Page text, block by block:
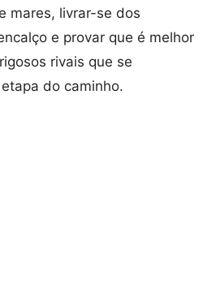
mares, livrar-se dos
e provar que é melhor
rivais que se
do caminho.